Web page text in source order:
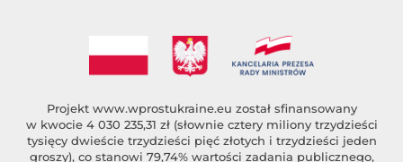
Projekt www.wprostukraine.eu został sfinansowany
w kwocie 4 030 235,31 zł (słownie cztery miliony trzydzieści
tysięcy dwieście trzydzieści pięć złotych i trzydzieści jeden
groszy), co stanowi 79,74% wartości zadania publicznego,